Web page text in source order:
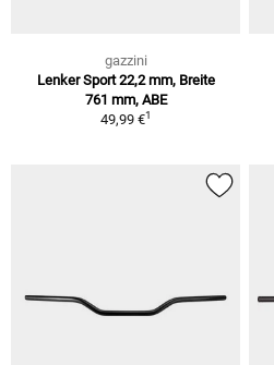
gazzini
Lenker Sport 22,2 mm, Breite
761 mm, ABE
49,99 €1